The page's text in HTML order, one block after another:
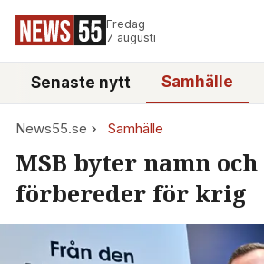
Fredag
7 augusti
Senaste nytt Samhälle
News55.se Samhälle
MSB byter namn
förbereder för krig